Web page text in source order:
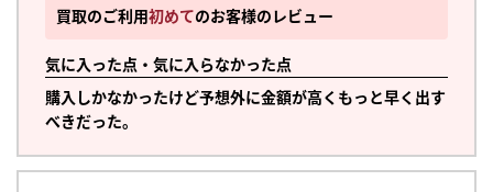
買取のご利用初めてのお客様のレビュー
気に入った点・気に入らなかった点
購入しかなかったけど予想外に金額が高くもっと早く出す
べきだった。